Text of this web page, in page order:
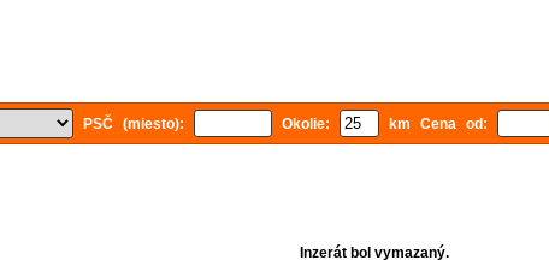
PSČ (miesto): Okolie: km Cena od:
Inzerát bol vymazaný.